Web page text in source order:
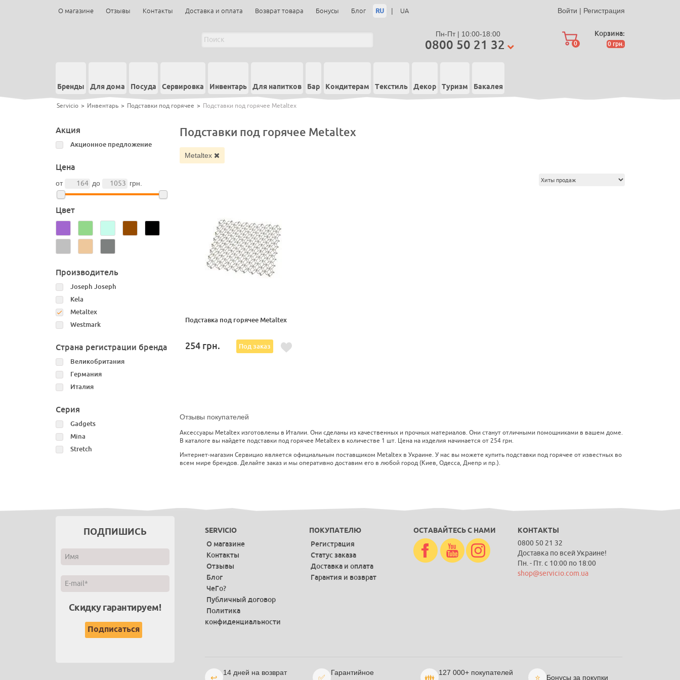
О магазине Отзывы Контакты Доставка и оплата Возврат товара Бонусы Блог RU | UA Войти | Регистрация
Пн-Пт | 10:00-18:00
0800 50 21 32 0
Корзина:
0 грн.
Бренды Для дома Посуда Сервировка Инвентарь Для напитков Бар Кондитерам Текстиль Декор Туризм Бакалея
Servicio > Инвентарь > Подставки под горячее > Подставки под горячее Metaltex
Акция
Акционное предложение
Цена
от до грн.
Цвет
Производитель
Joseph Joseph
Kela
Metaltex
Westmark
Страна регистрации бренда
Великобритания
Германия
Италия
Серия
Gadgets
Mina
Stretch
Подставки под горячее Metaltex
Metaltex
Подставка под горячее Metaltex
254 грн. Под заказ
Отзывы покупателей
Аксессуары Metaltex изготовлены в Италии. Они сделаны из качественных и прочных материалов. Они станут отличными помощниками в вашем доме.
В каталоге вы найдете подставки под горячее Metaltex в количестве 1 шт. Цена на изделия начинается от 254 грн.
Интернет-магазин Сервицио является официальным поставщиком Metaltex в Украине. У нас вы можете купить подставки под горячее от известных во
всем мире брендов. Делайте заказ и мы оперативно доставим его в любой город (Киев, Одесса, Днепр и пр.).
ПОДПИШИСЬ
Скидку гарантируем!
SERVICIO
О магазине
Контакты
Отзывы
Блог
ЧеГо?
Публичный договор
Политика
конфиденциальности
ПОКУПАТЕЛЮ
Регистрация
Статус заказа
Доставка и оплата
Гарантия и возврат
ОСТАВАЙТЕСЬ С НАМИ КОНТАКТЫ
0800 50 21 32
Доставка по всей Украине!
Пн. - Пт. с 10:00 по 18:00
shop@servicio.com.ua
↩
14 дней на возврат
✅
Гарантийное
👪
127 000+ покупателей
⭐ Бонусы за покупки